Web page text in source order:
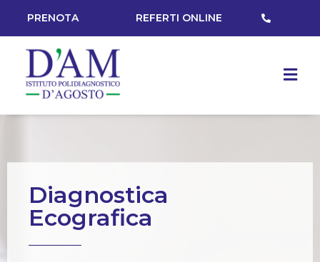
PRENOTA REFERTI ONLINE
Diagnostica
Ecografica